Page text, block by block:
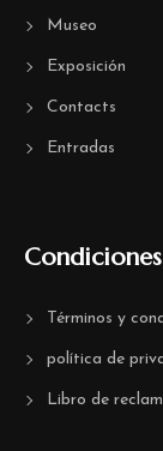
Museo
Exposición
Contacts
Entradas
Condiciones
Términos y
política de
Libro de